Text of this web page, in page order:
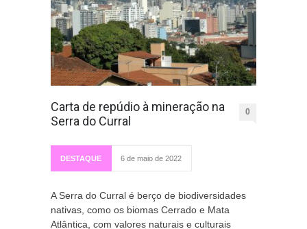
Carta de repúdio à mineração na
Serra do Curral
0
DESTAQUE 6 de maio de 2022
A Serra do Curral é berço de biodiversidades
nativas, como os biomas Cerrado e Mata
Atlântica, com valores naturais e culturais